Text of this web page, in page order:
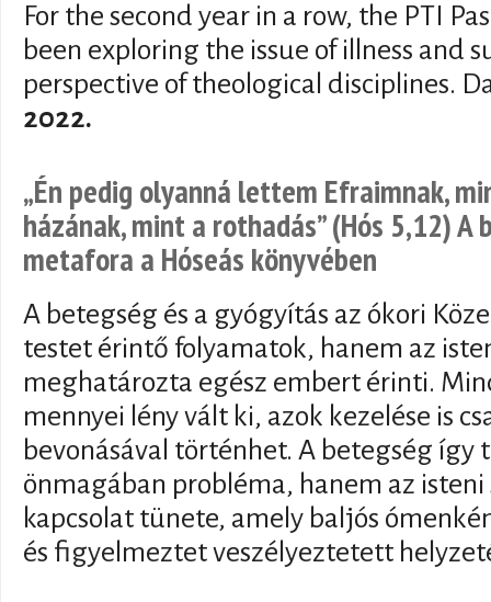
For the second year in a row, the PTI
been exploring the issue of illness and
perspective of theological disciplines.
2022.
„Én pedig olyanná lettem Efraimnak,
házának, mint a rothadás” (Hós 5,12)
metafora a Hóseás könyvében
A betegség és a gyógyítás az ókori
testet érintő folyamatok, hanem az
meghatározta egész embert érinti.
mennyei lény vált ki, azok kezelése is
bevonásával történhet. A betegség
önmagában probléma, hanem az
kapcsolat tünete, amely baljós
és figyelmeztet veszélyeztetett